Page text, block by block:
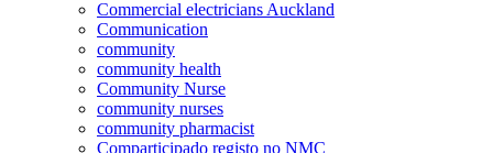
Commercial electricians Auckland
Communication
community
community health
Community Nurse
community nurses
community pharmacist
Comparticipado registo no NMC